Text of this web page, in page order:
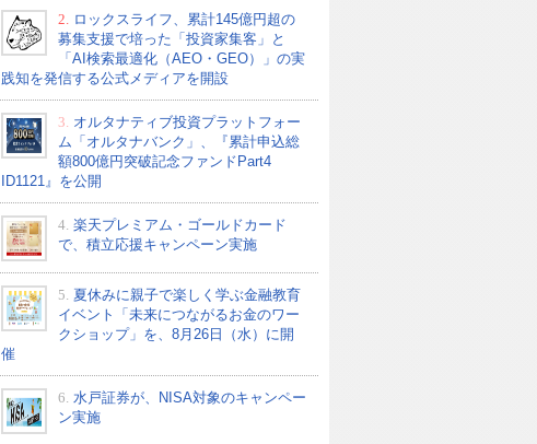
2.
ロックスライフ、累計145億円超の
募集支援で培った「投資家集客」と
「AI検索最適化（AEO・GEO）」の実
践知を発信する公式メディアを開設
3. オルタナティブ投資プラットフォー
ム「オルタナバンク」、『累計申込総
額800億円突破記念ファンドPart4
ID1121』を公開
4. 楽天プレミアム・ゴールドカード
で、積立応援キャンペーン実施
5. 夏休みに親子で楽しく学ぶ金融教育
イベント「未来につながるお金のワー
クショップ」を、8月26日（水）に開
催
6. 水戸証券が、NISA対象のキャンペー
ン実施